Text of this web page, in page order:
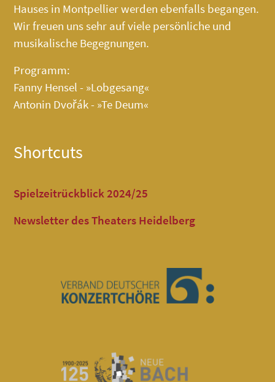
Hauses in Montpellier werden ebenfalls begangen.
Wir freuen uns sehr auf viele persönliche und
musikalische Begegnungen.
Programm:
Fanny Hensel - »Lobgesang«
Antonin Dvořák - »Te Deum«
Shortcuts
Spielzeitrückblick 2024/25
Newsletter des Theaters Heidelberg